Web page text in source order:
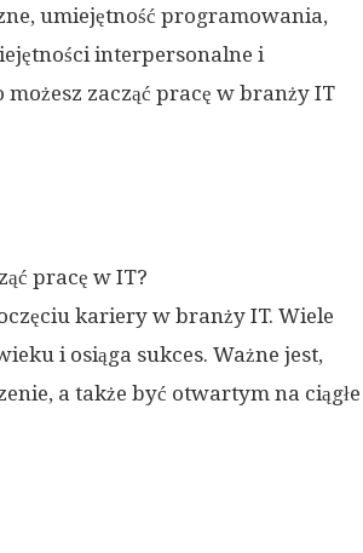
umiejętność programowania,
interpersonalne i
zacząć pracę w branży IT
pracę w IT?
kariery w branży IT. Wiele
i osiąga sukces. Ważne jest,
a także być otwartym na ciągłe